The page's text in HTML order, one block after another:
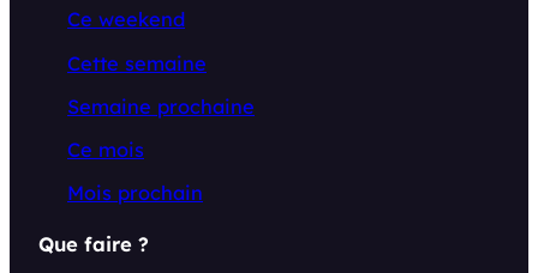
Ce weekend
Cette semaine
Semaine prochaine
Ce mois
Mois prochain
Que faire ?